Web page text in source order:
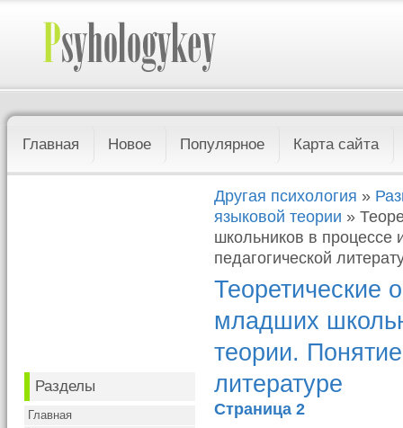
Главная Новое Популярное Карта сайта
Разделы
Главная
Другая психология »
языковой теории »
школьников в процессе
педагогической
Теоретические
младших
теории.
литературе
Страница 2